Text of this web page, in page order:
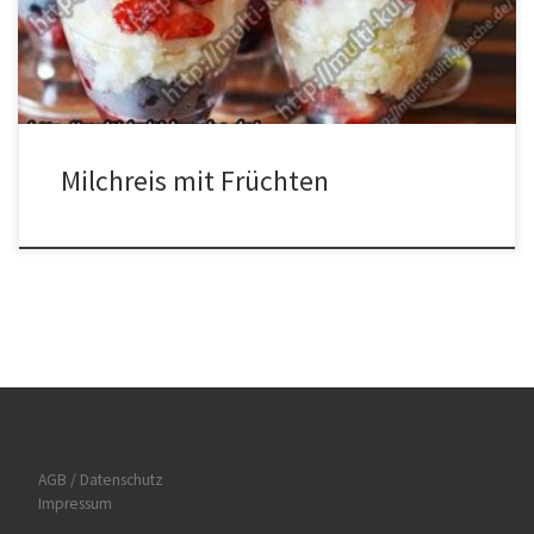
hinzugeben. Alles unter ständigem Rühren einmal aufkochen
lassen und dabei aufpassen dass sich […]
Milchreis mit Früchten
AGB / Datenschutz
Impressum